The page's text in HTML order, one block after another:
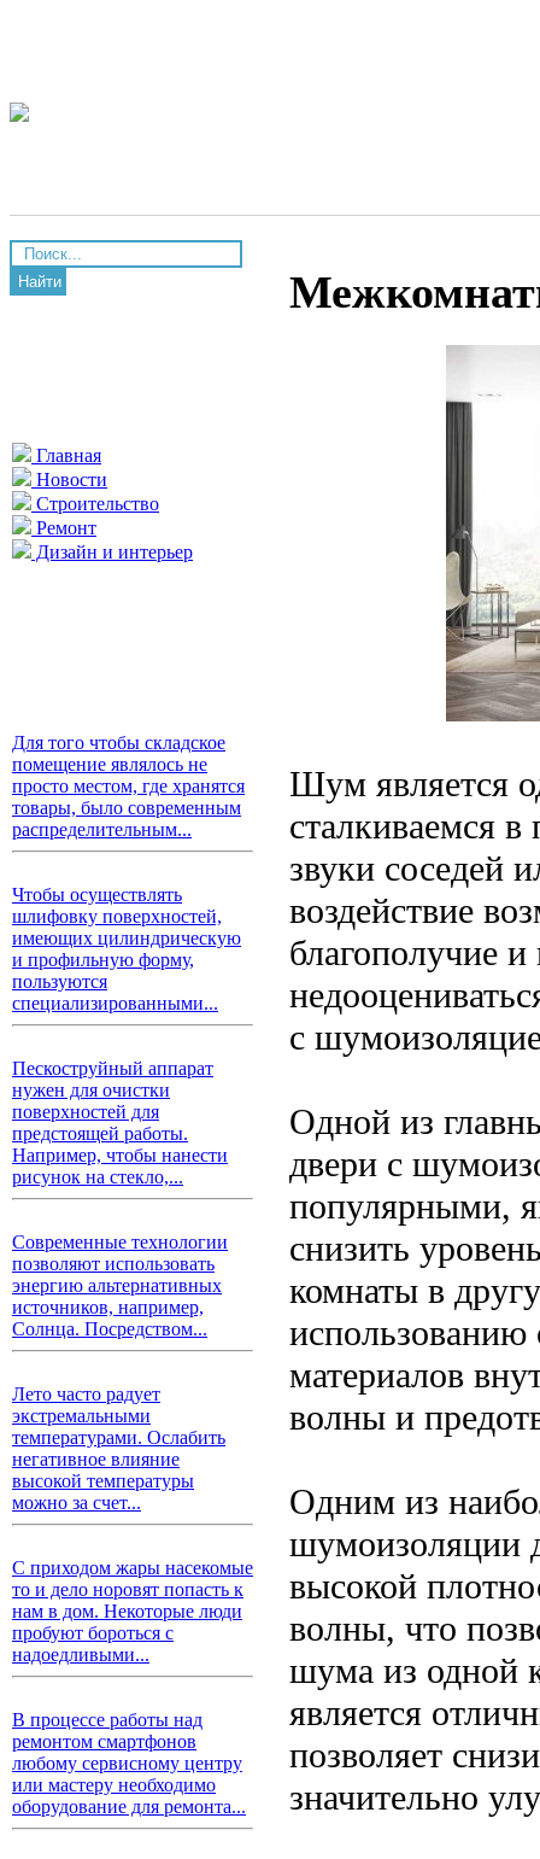
Найти
Главная
Новости
Строительство
Ремонт
Дизайн и интерьер
Для того чтобы складское
помещение являлось не
просто местом, где хранятся
товары, было современным
распределительным...
Чтобы осуществлять
шлифовку поверхностей,
имеющих цилиндрическую
и профильную форму,
пользуются
специализированными...
Пескоструйный аппарат
нужен для очистки
поверхностей для
предстоящей работы.
Например, чтобы нанести
рисунок на стекло,...
Современные технологии
позволяют использовать
энергию альтернативных
источников, например,
Солнца. Посредством...
Лето часто радует
экстремальными
температурами. Ослабить
негативное влияние
высокой температуры
можно за счет...
С приходом жары насекомые
то и дело норовят попасть к
нам в дом. Некоторые люди
пробуют бороться с
надоедливыми...
В процессе работы над
ремонтом смартфонов
любому сервисному центру
или мастеру необходимо
оборудование для ремонта...
Шум является
сталкиваемся
звуки соседей
воздействие
благополучие
с
Одной из
двери с
популярными,
снизить
комнаты в
использованию
материалов
волны и
Одним из
шумоизоляции
высокой
волны, что
шума из одной
является
позволяет
значительно